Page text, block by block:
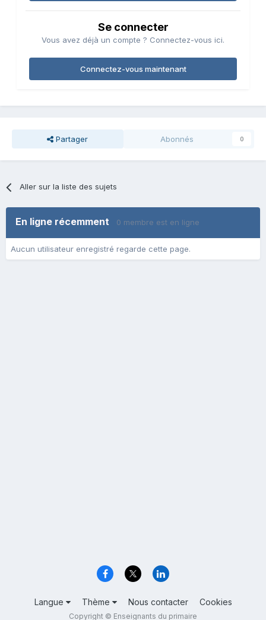
Se connecter
Vous avez déjà un compte ? Connectez-vous ici.
Connectez-vous maintenant
Partager Abonnés 0
Aller sur la liste des sujets
En ligne récemment 0 membre est en ligne
Aucun utilisateur enregistré regarde cette page.
Langue Thème Nous contacter Cookies
Copyright © Enseignants du primaire